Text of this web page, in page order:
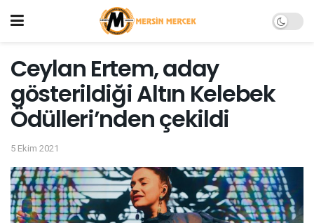
Ceylan Ertem, aday
gösterildiği Altın Kelebek
Ödülleri’nden çekildi
5 Ekim 2021